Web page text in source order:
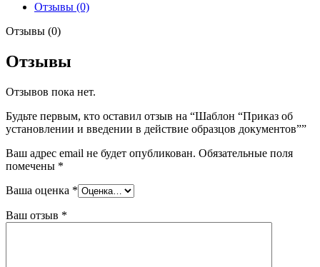
Отзывы (0)
Отзывы (0)
Отзывы
Отзывов пока нет.
Будьте первым, кто оставил отзыв на “Шаблон “Приказ об
установлении и введении в действие образцов документов””
Ваш адрес email не будет опубликован. Обязательные поля
помечены *
Ваша оценка *
Ваш отзыв *